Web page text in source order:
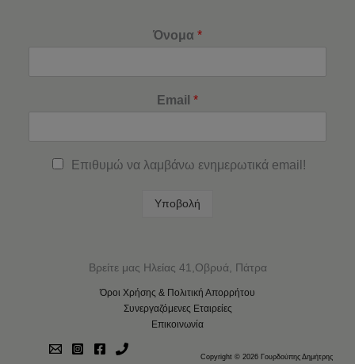
Όνομα *
Email *
Επιθυμώ να λαμβάνω ενημερωτικά email!
Υποβολή
Βρείτε μας Ηλείας 41,Οβρυά, Πάτρα
Όροι Χρήσης & Πολιτική Απορρήτου
Συνεργαζόμενες Εταιρείες
Επικοινωνία
Copyright © 2026 Γουρδούπης Δημήτρης